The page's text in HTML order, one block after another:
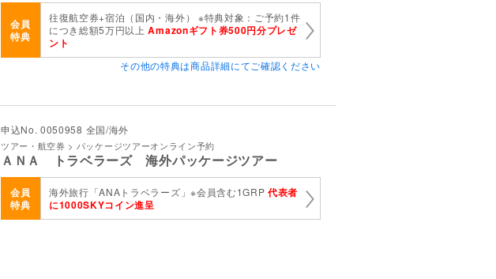
会員
特典
往復航空券+宿泊（国内・海外） ※特典対象：ご予約1件
につき総額5万円以上Amazonギフト券500円分プレゼ
ント
その他の特典は商品詳細にてご確認ください
申込No. 0050958 全国/海外
ツアー・航空券 > パッケージツアーオンライン予約
ＡＮＡ トラベラーズ 海外パッケージツアー
会員
特典
海外旅行「ANAトラベラーズ」※会員含む1GRP 代表者
に1000SKYコイン進呈